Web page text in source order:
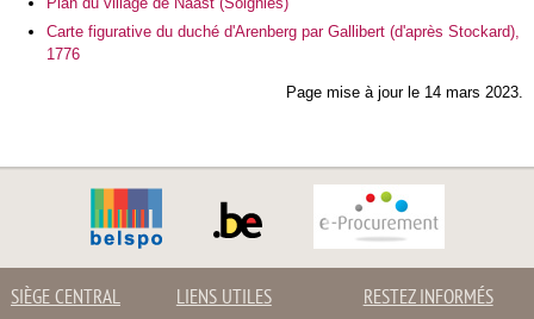
Carte figurative du duché d'Arenberg par Gallibert (d'après Stockard),
1776
Page mise à jour le 14 mars 2023.
SIÈGE CENTRAL LIENS UTILES RESTEZ INFORMÉS